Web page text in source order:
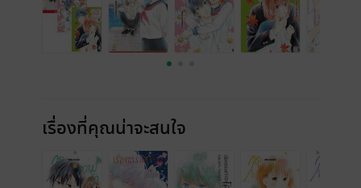
เรื่องที่คุณน่าจะสนใจ